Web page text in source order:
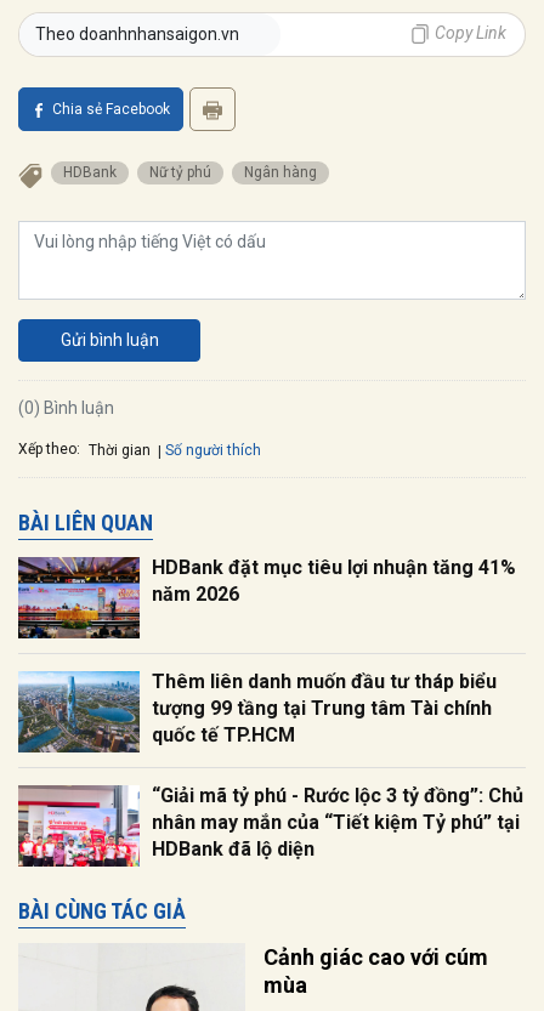
Theo doanhnhansaigon.vn Copy Link
Chia sẻ Facebook
HDBank nữ tỷ phú ngân hàng
Gửi bình luận
(0) Bình luận
Xếp theo: Thời gian Số người thích
BÀI LIÊN QUAN
HDBank đặt mục tiêu lợi nhuận tăng 41%
năm 2026
Thêm liên danh muốn đầu tư tháp biểu
tượng 99 tầng tại Trung tâm Tài chính
quốc tế TP.HCM
“Giải mã tỷ phú - Rước lộc 3 tỷ đồng”: Chủ
nhân may mắn của “Tiết kiệm Tỷ phú” tại
HDBank đã lộ diện
BÀI CÙNG TÁC GIẢ
Cảnh giác cao với cúm
mùa